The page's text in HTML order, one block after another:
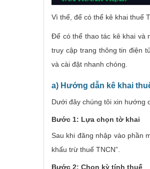
Vì thế, để có thể kê khai thuế
Để có thể thao tác kê khai và
truy cập trang thông tin điện
và cài đặt nhanh chóng.
a) Hướng dẫn kê khai
Dưới đây chúng tôi xin hướng
Bước 1: Lựa chọn tờ khai
Sau khi đăng nhập vào phần
khấu trừ thuế TNCN”.
Bước 2: Chọn kỳ tính thuế